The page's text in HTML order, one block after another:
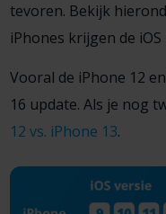
tevoren. Bekijk
iPhones krijgen de iOS
Vooral de iPhone 12
16 update. Als je nog
12 vs. iPhone 13.